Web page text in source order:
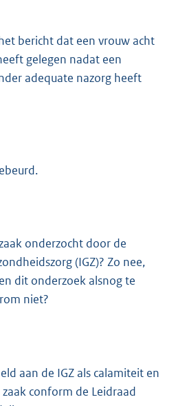
bericht dat een vrouw acht
gelegen nadat een
adequate nazorg heeft
onderzocht door de
(IGZ)? Zo nee,
dit onderzoek alsnog te
niet?
aan de IGZ als calamiteit en
conform de Leidraad